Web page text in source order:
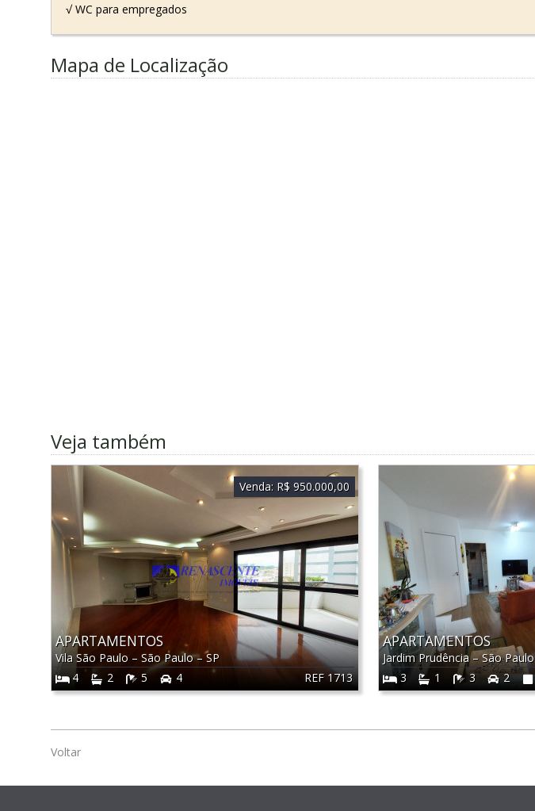
√ WC para empregados
Mapa de Localização
Veja também
REF 1713
APARTAMENTOS
Vila São Paulo – São Paulo–SP
4
2 5 4
Venda: R$ 950.000,00
APARTAMENTOS
Jardim Prudência–São Paulo
3
1 3 2
Voltar